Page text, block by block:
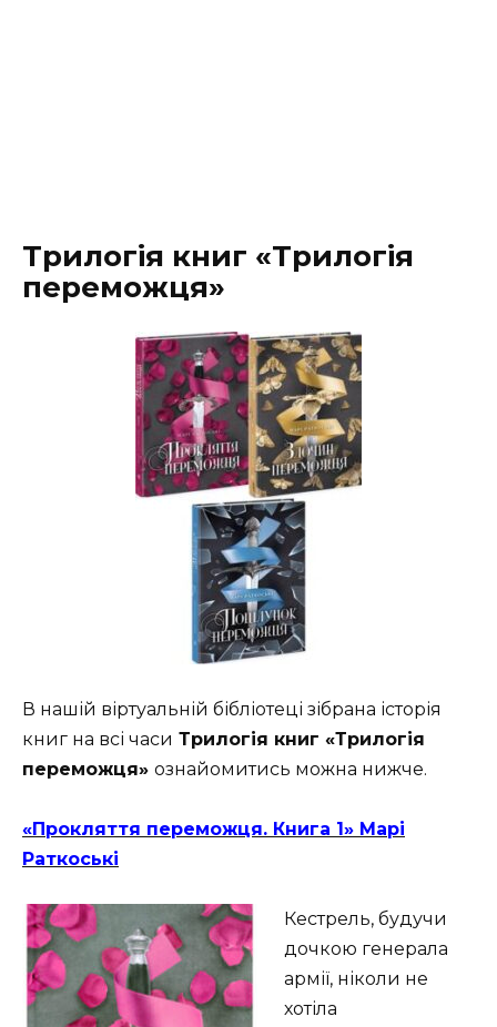
Трилогія книг «Трилогія
переможця»
В нашій віртуальній бібліотеці зібрана історія
книг на всі часи Трилогія книг «Трилогія
переможця» ознайомитись можна нижче.
«Прокляття переможця. Книга 1» Марі
Раткоські
Кестрель, будучи
дочкою генерала
армії, ніколи не
хотіла